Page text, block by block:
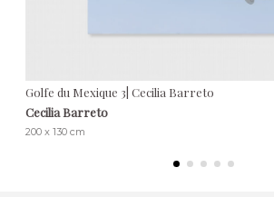
Golfe du Mexique 3| Cecilia Barreto
Cecilia Barreto
200 x 130 cm